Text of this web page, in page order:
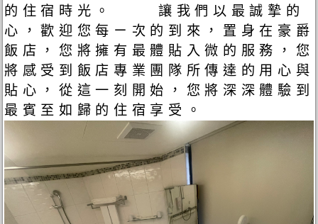
的住宿時光。 讓我們以最誠摯的
心，歡迎您每ㄧ次的到來，置身在豪爵
飯店，您將擁有最體貼入微的服務，您
將感受到飯店專業團隊所傳達的用心與
貼心，從這一刻開始，您將深深體驗到
最賓至如歸的住宿享受。